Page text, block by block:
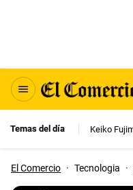
Temas del día Keiko
El Comercio · Tecnologia ·